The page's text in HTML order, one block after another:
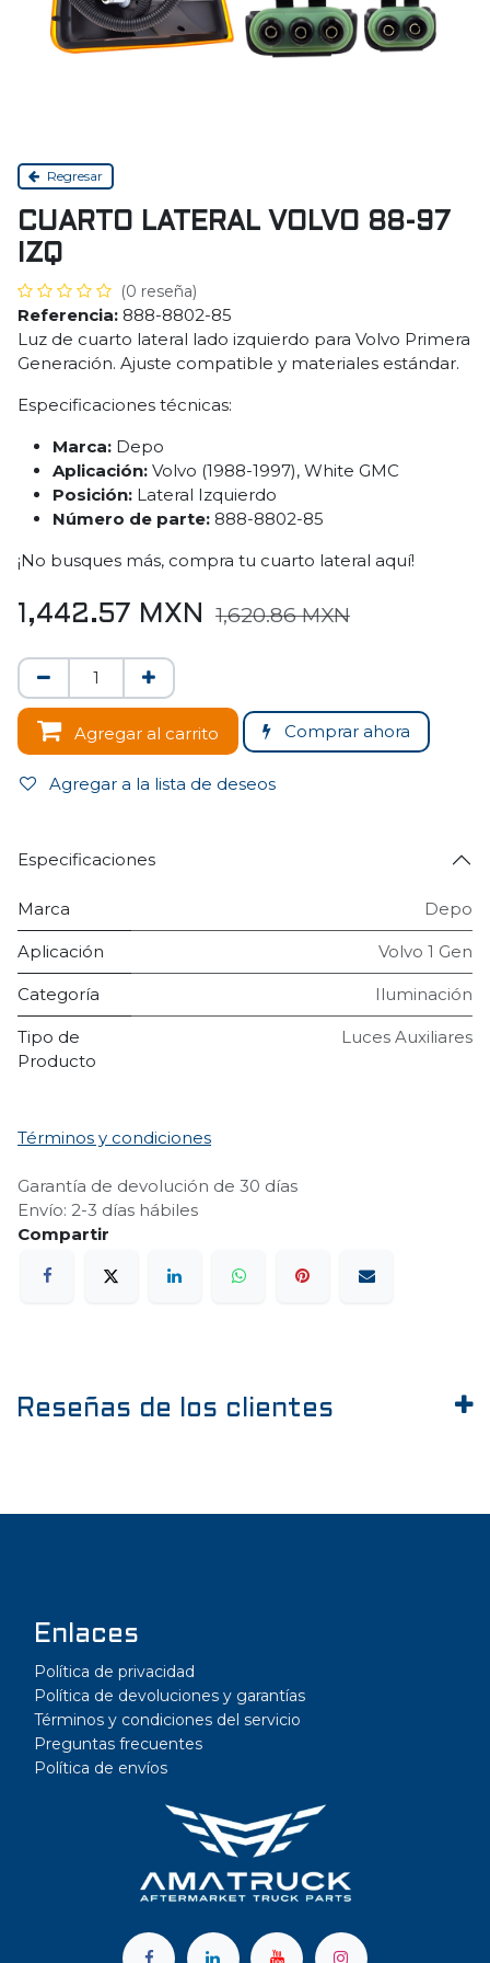
Regresar
CUARTO LATERAL VOLVO 88-97
IZQ
(0 reseña)
Referencia: 888-8802-85
Luz de cuarto lateral lado izquierdo para Volvo Primera
Generación. Ajuste compatible y materiales estándar.
Especificaciones técnicas:
Marca: Depo
Aplicación: Volvo (1988-1997), White GMC
Posición: Lateral Izquierdo
Número de parte: 888-8802-85
¡No busques más, compra tu cuarto lateral aquí!
1,442.57 MXN 1,620.86MXN
Agregar al carrito Comprar ahora
Agregar a la lista de deseos
Especificaciones
Marca Depo
Aplicación Volvo 1 Gen
Categoría Iluminación
Tipo de
Producto
Luces Auxiliares
Términos y condiciones
Garantía de devolución de 30 días
Envío: 2-3 días hábiles
Reseñas de los clientes
Enlaces
Política de privacidad
Política de devoluciones y garantías
Términos y condiciones del servicio
Preguntas frecuentes
Política de envíos